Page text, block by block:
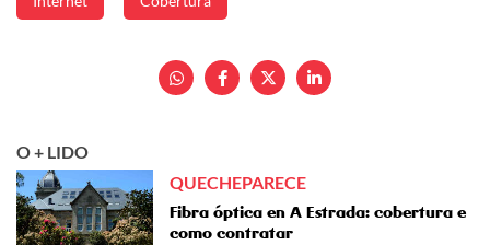
O + LIDO
QUECHEPARECE
Fibra óptica en A Estrada: cobertura e
como contratar